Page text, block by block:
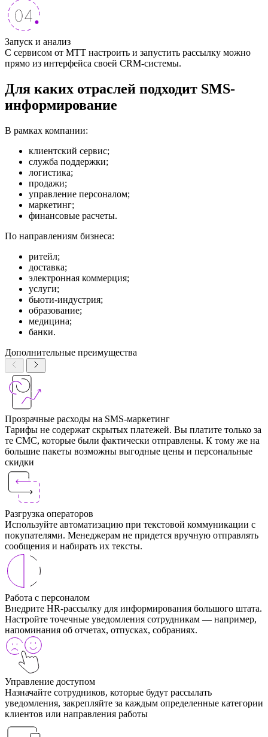
Запуск и анализ
С сервисом от МТТ настроить и запустить рассылку можно
прямо из интерфейса своей CRM-системы.
Для каких отраслей подходит SMS-
информирование
В рамках компании:
клиентский сервис;
служба поддержки;
логистика;
продажи;
управление персоналом;
маркетинг;
финансовые расчеты.
По направлениям бизнеса:
ритейл;
доставка;
электронная коммерция;
услуги;
бьюти-индустрия;
образование;
медицина;
банки.
Дополнительные преимущества
Прозрачные расходы на SMS-маркетинг
Тарифы не содержат скрытых платежей. Вы платите только за
те СМС, которые были фактически отправлены. К тому же на
большие пакеты возможны выгодные цены и персональные
скидки
Разгрузка операторов
Используйте автоматизацию при текстовой коммуникации с
покупателями. Менеджерам не придется вручную отправлять
сообщения и набирать их тексты.
Работа с персоналом
Внедрите HR-рассылку для информирования большого штата.
Настройте точечные уведомления сотрудникам — например,
напоминания об отчетах, отпусках, собраниях.
Управление доступом
Назначайте сотрудников, которые будут рассылать
уведомления, закрепляйте за каждым определенные категории
клиентов или направления работы